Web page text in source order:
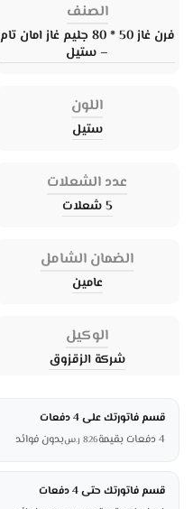
الصنف
فرن غاز 50 * 80 جليم غاز امان تام
– ستيل
اللون
ستيل
عدد الشعلات
5 شعلات
الضمان الشامل
عامين
الوكيل
شركة الزقزوق
قسم فاتورتك على 4 دفعات
4 دفعات بقيمة
826 ر.سبدون فوائد
قسم فاتورتك حتى 4 دفعات